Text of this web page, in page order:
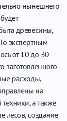
нынешнего
древесины,
экспертным
от 10 до 30
заготовленного
расходы,
на
а также
лесов, создание